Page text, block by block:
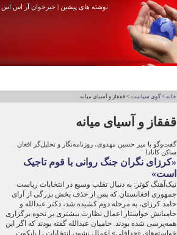
نوشته های پیشین | خبرخوان آر اس اس
خانه >گوی سیاست > قفقاز و آسیای میانه
قفقاز و آسیای میانه
گفت‌وگو با میر حسین مهدوی، روزنامه‌نگار و تحلیل‌گر افغان
ساکن کانادا
«کرزای نگران جنگ روانی با قوم تاجیک
است»
نیک‌آهنگ کوثر: به دنبال تقلب وسیع در انتخابات ریاست
جمهوری افغانستان که پس از حذف بخش بزرگی از آرای
حامد کرزای، به مرحله دوم کشیده شد، دکتر عبدالله و
حامیانش خواستار اعمال نظارت بیشتری بر نحوه برگزاری
همه‌پرسی شده‌ بودند. حامیان عبدالله گفته‌ بودند که اگر این
خواسته‌های «حداقلی» اعمال نشود، انتخابات را بایکوت